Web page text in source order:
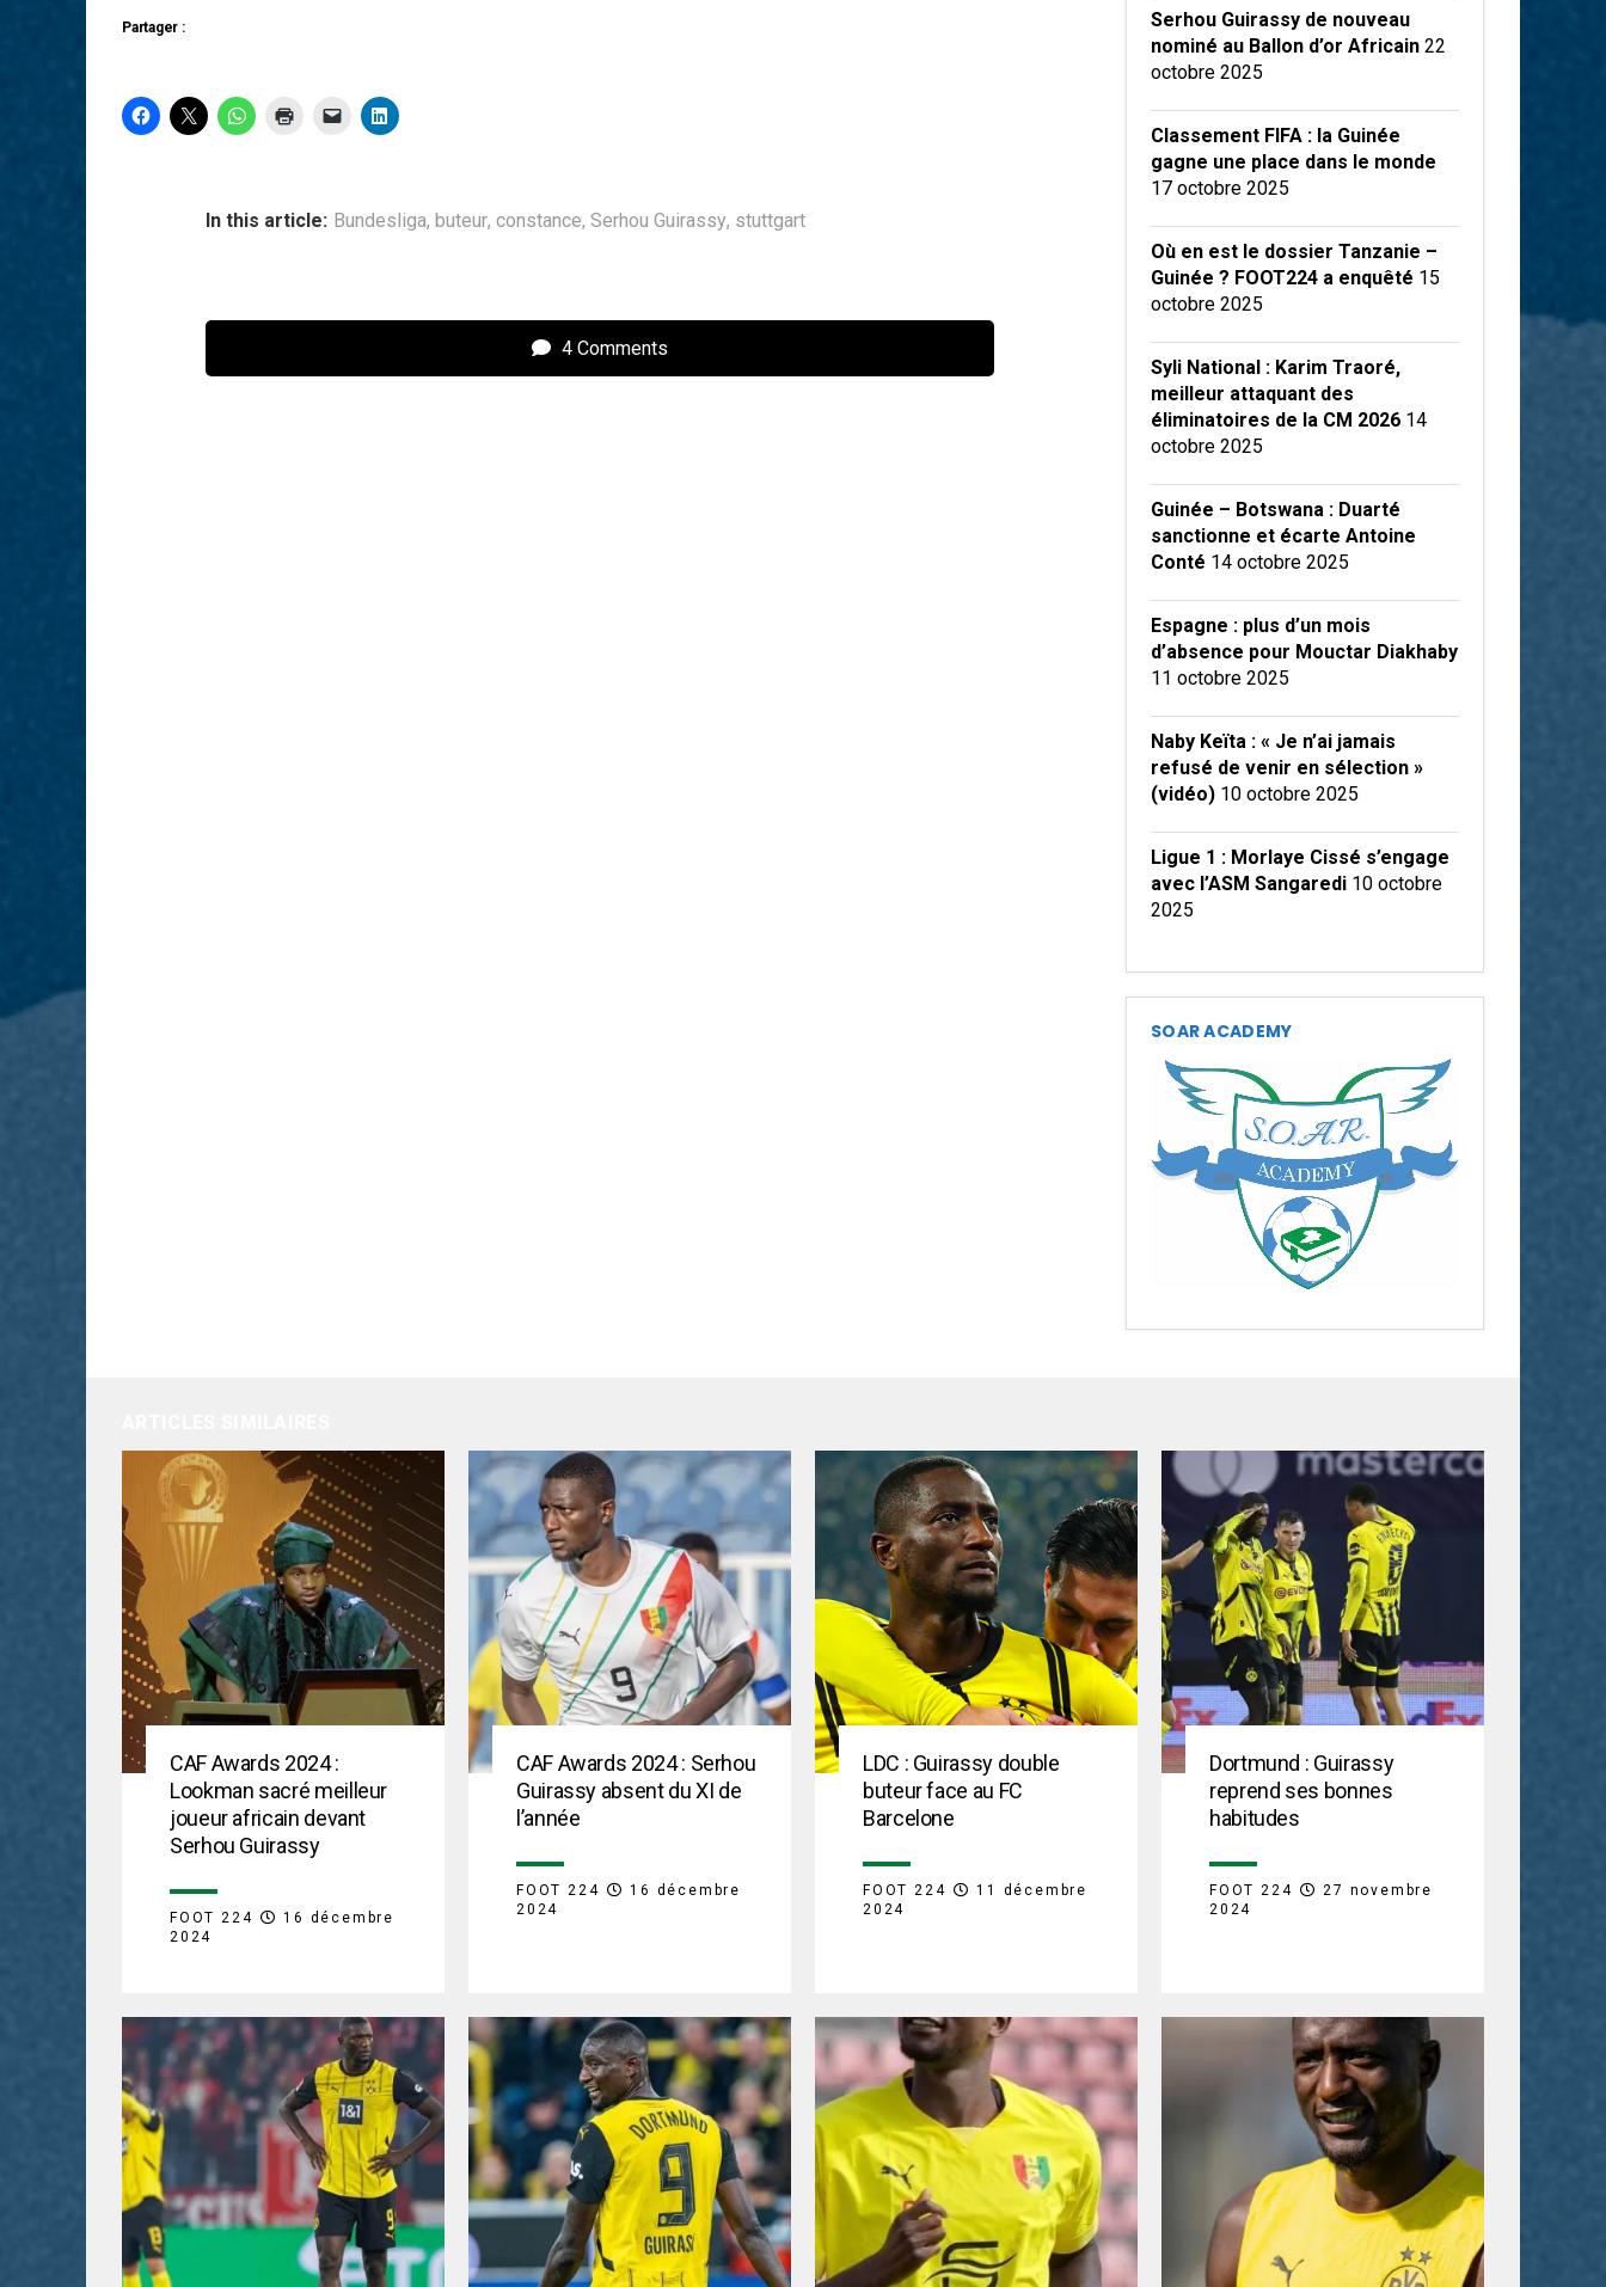
Partager :
In this article: Bundesliga, buteur, constance, Serhou Guirassy, stuttgart
4 Comments
Serhou Guirassy de nouveau
nominé au Ballon d’or Africain 22
octobre 2025
Classement FIFA : la Guinée
gagne une place dans le monde
17 octobre 2025
Où en est le dossier Tanzanie –
Guinée ? FOOT224 a enquêté 15
octobre 2025
Syli National : Karim Traoré,
meilleur attaquant des
éliminatoires de la CM 2026 14
octobre 2025
Guinée – Botswana : Duarté
sanctionne et écarte Antoine
Conté 14 octobre 2025
Espagne : plus d’un mois
d’absence pour Mouctar Diakhaby
11 octobre 2025
Naby Keïta : « Je n’ai jamais
refusé de venir en sélection »
(vidéo) 10 octobre 2025
Ligue 1 : Morlaye Cissé s’engage
avec l’ASM Sangaredi 10 octobre
2025
SOAR ACADEMY
CAF Awards 2024 :
Lookman sacré meilleur
joueur africain devant
Serhou Guirassy
FOOT 224
16 décembre
2024
CAF Awards 2024 : Serhou
Guirassy absent du XI de
l’année
FOOT 224
16 décembre
2024
LDC : Guirassy double
buteur face au FC
Barcelone
FOOT 224
11 décembre
2024
Dortmund : Guirassy
reprend ses bonnes
habitudes
FOOT 224
27 novembre
2024